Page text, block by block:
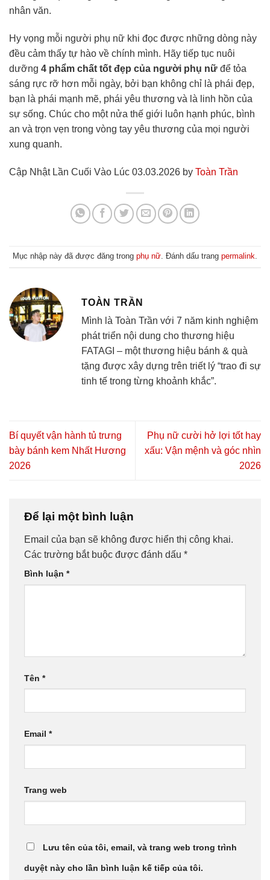
nhân văn.
Hy vọng mỗi người phụ nữ khi đọc được những dòng này
đều cảm thấy tự hào về chính mình. Hãy tiếp tục nuôi
dưỡng 4 phẩm chất tốt đẹp của người phụ nữ để tỏa
sáng rực rỡ hơn mỗi ngày, bởi bạn không chỉ là phái đẹp,
bạn là phái mạnh mẽ, phái yêu thương và là linh hồn của
sự sống. Chúc cho một nửa thế giới luôn hạnh phúc, bình
an và trọn vẹn trong vòng tay yêu thương của mọi người
xung quanh.
Cập Nhật Lần Cuối Vào Lúc 03.03.2026 by Toàn Trần
Mục nhập này đã được đăng trong phụ nữ. Đánh dấu trang permalink.
TOÀN TRẦN
Mình là Toàn Trần với 7 năm kinh nghiệm
phát triển nội dung cho thương hiệu
FATAGI – một thương hiệu bánh & quà
tặng được xây dựng trên triết lý “trao đi sự
tinh tế trong từng khoảnh khắc”.
Bí quyết vận hành tủ trưng
bày bánh kem Nhất Hương
2026
Phụ nữ cười hở lợi tốt hay
xấu: Vận mệnh và góc nhìn
2026
Để lại một bình luận
Email của bạn sẽ không được hiển thị công khai.
Các trường bắt buộc được đánh dấu *
Bình luận *
Tên *
Email *
Trang web
Lưu tên của tôi, email, và trang web trong trình
duyệt này cho lần bình luận kế tiếp của tôi.